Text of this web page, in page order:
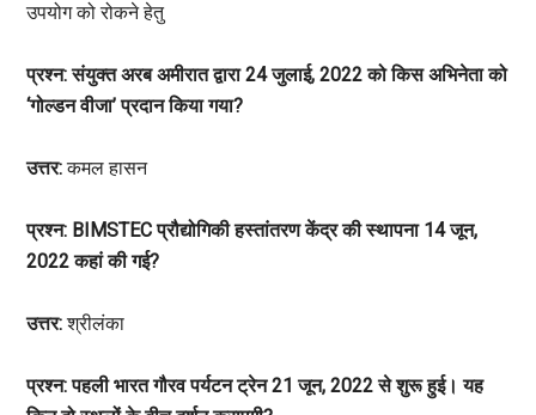
उपयोग को रोकने हेतु
प्रश्न: संयुक्त अरब अमीरात द्वारा 24 जुलाई, 2022 को किस अभिनेता को
‘गोल्डन वीजा’ प्रदान किया गया?
उत्तर:कमल हासन
प्रश्न: BIMSTEC प्रौद्योगिकी हस्तांतरण केंद्र की स्थापना 14 जून,
2022 कहां की गई?
उत्तर:श्रीलंका
प्रश्न: पहली भारत गौरव पर्यटन ट्रेन 21 जून, 2022 से शुरू हुई। यह